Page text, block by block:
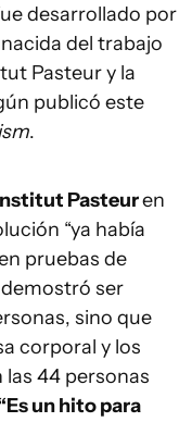
desarrollado por
del trabajo
Pasteur y la
publicó este
.
Pasteuren
“ya había
pruebas de
ser
sino que
corporal y los
las 44 personas
un hito para